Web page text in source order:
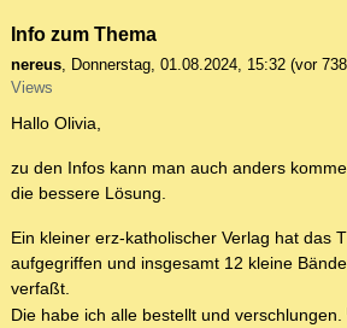
Info zum Thema
nereus, Donnerstag, 01.08.2024, 15:32 (vor
Views
Hallo Olivia,
zu den Infos kann man auch anders
die bessere Lösung.
Ein kleiner erz-katholischer Verlag hat das
aufgegriffen und insgesamt 12 kleine
verfaßt.
Die habe ich alle bestellt und verschlungen.